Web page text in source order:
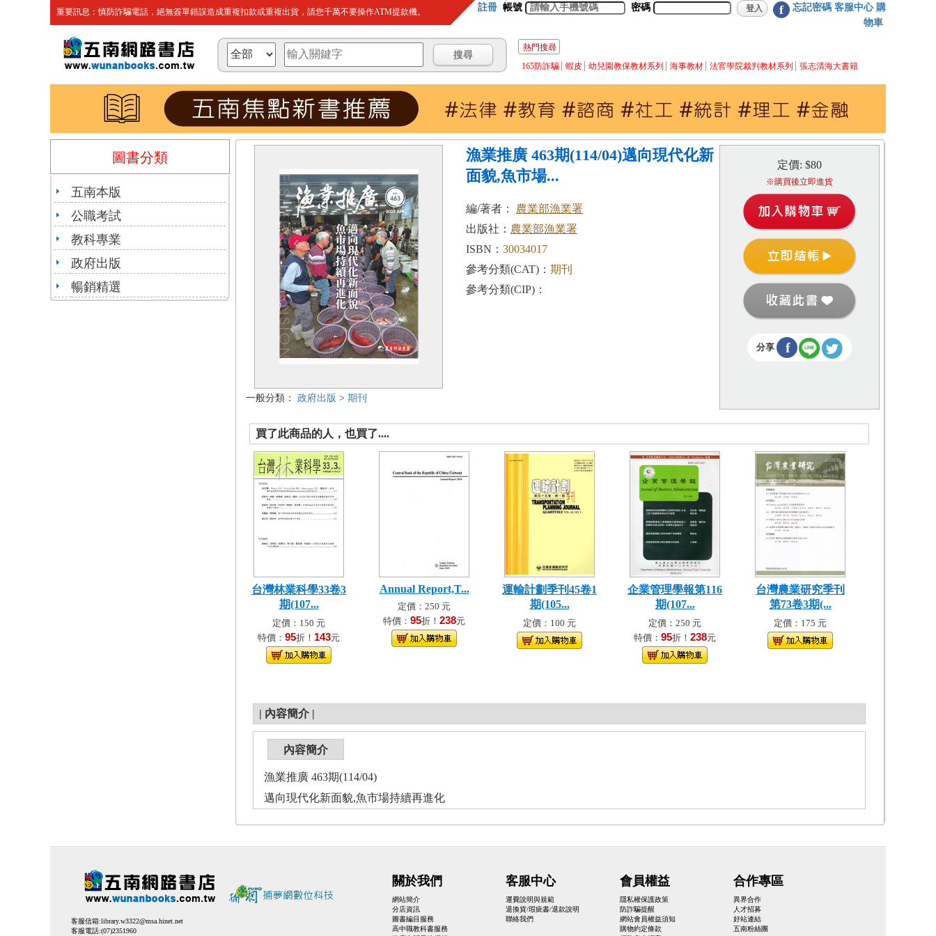
重要訊息：慎防詐騙電話，絕無簽單錯誤造成重複扣款或重複出貨，請您千萬不要操作ATM提款機。 註冊 帳號 密碼 f 忘記密碼 客服中心 購
物車
熱門搜尋
165防詐騙
蝦皮 幼兒園教保教材系列 海事教材 法官學院裁判教材系列 張志清海大書籍
圖書分類
五南本版
公職考試
教科專業
政府出版
暢銷精選
一般分類： 政府出版 > 期刊
漁業推廣 463期(114/04)邁向現代化新
面貌,魚市場...
編/著者： 農業部漁業署
出版社： 農業部漁業署
ISBN： 30034017
參考分類(CAT)： 期刊
參考分類(CIP)：
定價: $80
※購買後立即進貨
分享 f
買了此商品的人，也買了....
台灣林業科學33卷3
期(107...
定價：150 元
特價： 95折！ 143元
Annual Report,T...
定價：250 元
特價： 95折！ 238元
運輸計劃季刊45卷1
期(105...
定價：100 元
企業管理學報第116
期(107...
定價：250 元
特價： 95折！ 238元
台灣農業研究季刊
第73卷3期(...
定價：175 元
| 內容簡介 |
內容簡介
漁業推廣 463期(114/04)
邁向現代化新面貌,魚市場持續再進化
客服信箱:library.w3322@msa.hinet.net
客服電話:(07)2351960
關於我們
網站簡介
分店資訊
圖書編目服務
高中職教科書服務
客服中心
運費說明與規範
退換貨/瑕疵書/退款說明
聯絡我們
會員權益
隱私權保護政策
防詐騙提醒
網站會員權益須知
購物約定條款
合作專區
異界合作
人才招募
好站連結
五南粉絲團